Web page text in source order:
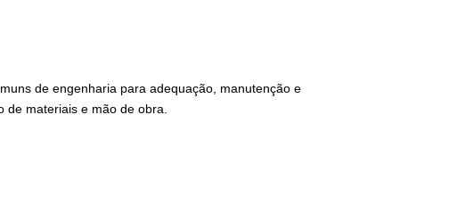
de engenharia para adequação, manutenção e
de materiais e mão de obra.